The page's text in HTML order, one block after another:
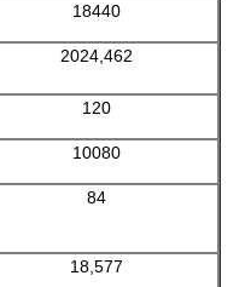
18440
2024,462
120
10080
84
18,577